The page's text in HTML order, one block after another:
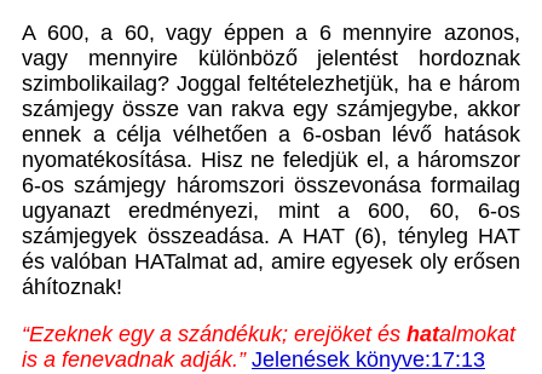
A 600, a 60, vagy éppen a 6 mennyire azonos,
vagy mennyire különböző jelentést hordoznak
szimbolikailag? Joggal feltételezhetjük, ha e három
számjegy össze van rakva egy számjegybe, akkor
ennek a célja vélhetően a 6-osban lévő hatások
nyomatékosítása. Hisz ne feledjük el, a háromszor
6-os számjegy háromszori összevonása formailag
ugyanazt eredményezi, mint a 600, 60, 6-os
számjegyek összeadása. A HAT (6), tényleg HAT
és valóban HATalmat ad, amire egyesek oly erősen
áhítoznak!
“Ezeknek egy a szándékuk; erejöket és hatalmokat
is a fenevadnak adják.” Jelenések könyve:17:13